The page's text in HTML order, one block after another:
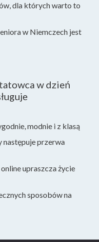
dla których warto to
w Niemczech jest
w dzień
modnie i z klasą
następuje przerwa
upraszcza życie
sposobów na